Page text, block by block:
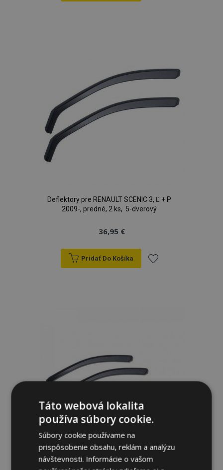
prianí
Deflektory pre RENAULT SCENIC 3, Ľ + P
2009-, predné, 2 ks, 5-dverový
36,95 €
Pridať Do Košíka
Deflektory okien HEKO pre RENAULT
Táto webová lokalita
používa súbory cookie.
Súbory cookie používame na
prispôsobenie obsahu, reklám a analýzu
návštevnosti. Informácie o vašom